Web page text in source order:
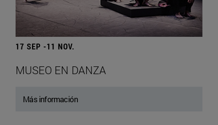
17 SEP -11 NOV.
MUSEO EN DANZA
Más información